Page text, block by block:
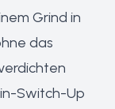
Grind in
das
Switch-Up